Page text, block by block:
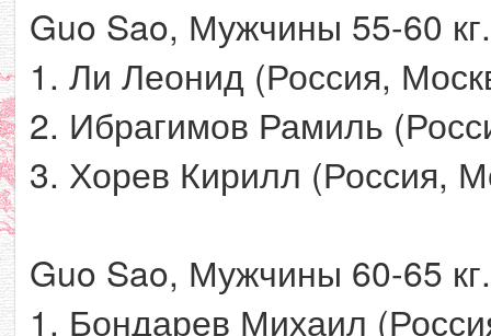
Guo Sao, Мужчины 55-60 кг.
1. Ли Леонид (Россия,
2. Ибрагимов Рамиль
3. Хорев Кирилл (Россия,
Guo Sao, Мужчины 60-65 кг.
1. Бондарев Михаил